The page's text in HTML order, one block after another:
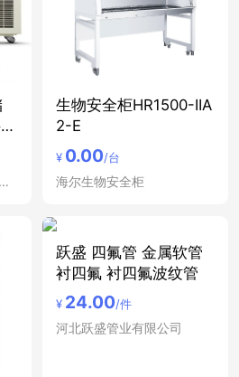
中科美菱医用冰箱低温保存箱冷藏箱
生物安全柜HR1500-IIA
2-E
¥ 0.00/台
海尔生物安全柜
跃盛 四氟管 金属软管
衬四氟 衬四氟波纹管
¥ 24.00/件
河北跃盛管业有限公司